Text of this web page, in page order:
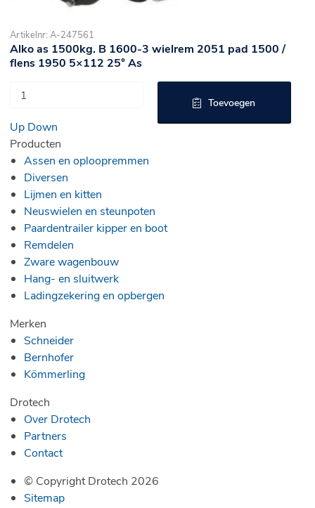
Artikelnr: A-247561
Alko as 1500kg. B 1600-3 wielrem 2051 pad 1500 /
flens 1950 5×112 25° As
Up Down
Toevoegen
Producten
Assen en oploopremmen
Diversen
Lijmen en kitten
Neuswielen en steunpoten
Paardentrailer kipper en boot
Remdelen
Zware wagenbouw
Hang- en sluitwerk
Ladingzekering en opbergen
Merken
Schneider
Bernhofer
Kömmerling
Drotech
Over Drotech
Partners
Contact
© Copyright Drotech 2026
Sitemap